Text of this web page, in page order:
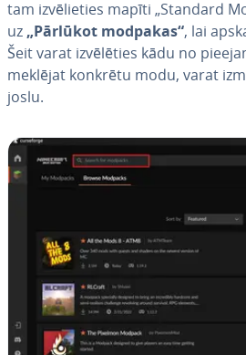
tam iz­vē­lie­ties mapīti „Standard
uz „Pārlūkot modpakas“, lai
Šeit varat iz­vē­lē­ties kādu no
meklējat konkrētu modu, varat
joslu.